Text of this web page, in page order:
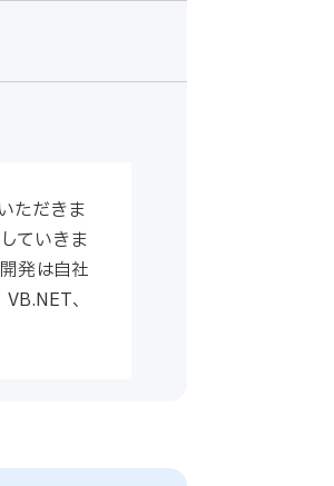
ただきま
ていきま
発は自社
、